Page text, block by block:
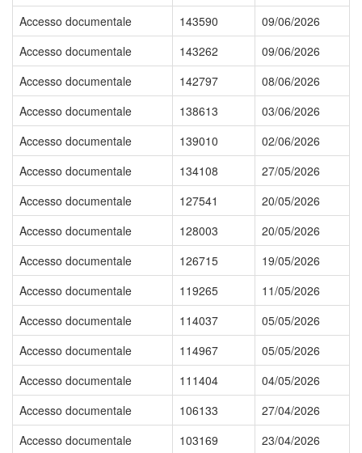
Accesso documentale
143590
09/06/2026
Accesso documentale
143262
09/06/2026
Accesso documentale
142797
08/06/2026
Accesso documentale
138613
03/06/2026
Accesso documentale
139010
02/06/2026
Accesso documentale
134108
27/05/2026
Accesso documentale
127541
20/05/2026
Accesso documentale
128003
20/05/2026
Accesso documentale
126715
19/05/2026
Accesso documentale
119265
11/05/2026
Accesso documentale
114037
05/05/2026
Accesso documentale
114967
05/05/2026
Accesso documentale
111404
04/05/2026
Accesso documentale
106133
27/04/2026
Accesso documentale
103169
23/04/2026